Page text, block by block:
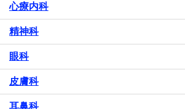
心療内科
精神科
眼科
皮膚科
耳鼻科